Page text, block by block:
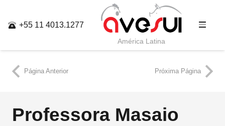
+55 11 4013.1277
América Latina
Página Anterior Próxima Página
Professora Masaio